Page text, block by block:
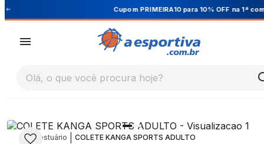
Cupom PRIMEIRA10 para 10% OFF na 1ª compra
Olá, o que você procura hoje?
| Vestuário COLETE KANGA SPORTS ADULTO